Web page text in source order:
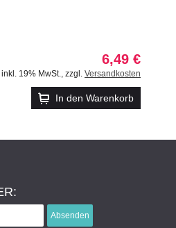
6,49 €
inkl. 19% MwSt. zzgl. Versandkosten
In den Warenkorb
Absenden